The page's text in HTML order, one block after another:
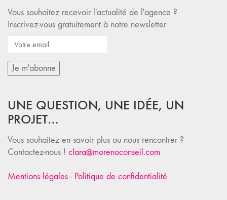
Vous souhaitez recevoir l'actualité de l'agence ?
Inscrivez-vous gratuitement à notre newsletter
UNE QUESTION, UNE IDÉE, UN
PROJET…
Vous souhaitez en savoir plus ou nous rencontrer ?
Contactez-nous ! clara@morenoconseil.com
Mentions légales - Politique de confidentialité